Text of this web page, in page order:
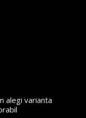
alegi varianta